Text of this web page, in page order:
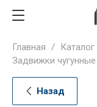
Главная / Каталог
Задвижки чугунные
Назад